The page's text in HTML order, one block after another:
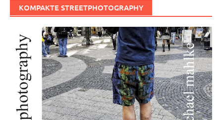
KOMPAKTE STREETPHOTOGRAPHY